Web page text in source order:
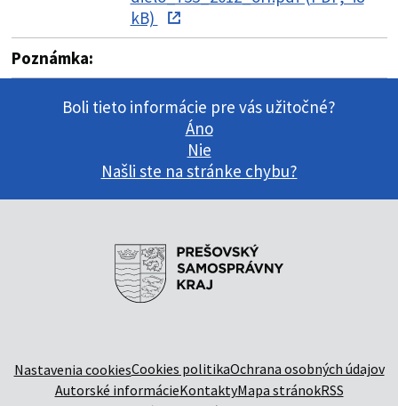
kB)
Poznámka:
Boli tieto informácie pre vás užitočné?
Áno
Nie
Našli ste na stránke chybu?
Nastavenia cookiesCookies politikaOchrana osobných údajov
Autorské informácieKontaktyMapa stránokRSS